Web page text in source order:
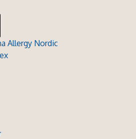
Allergy Nordic